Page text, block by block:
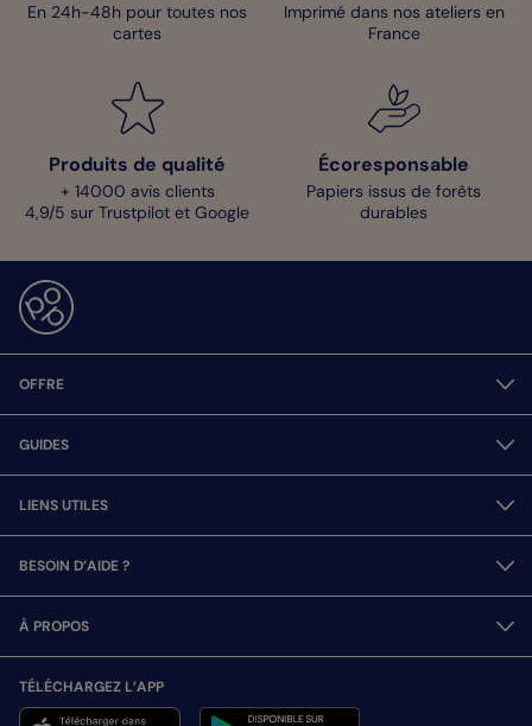
En 24h-48h pour toutes nos
cartes
Imprimé dans nos ateliers en
France
Produits de qualité
+ 14000 avis clients
4,9/5 sur Trustpilot et Google
Écoresponsable
Papiers issus de forêts
durables
OFFRE
GUIDES
LIENS UTILES
BESOIN D’AIDE ?
À PROPOS
TÉLÉCHARGEZ L’APP